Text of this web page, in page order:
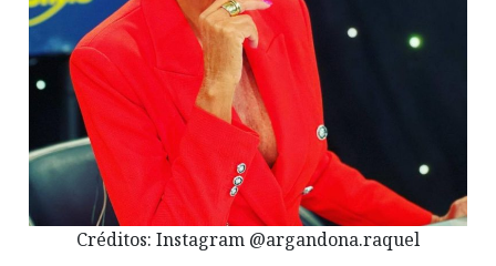
Créditos: Instagram @argandona.raquel